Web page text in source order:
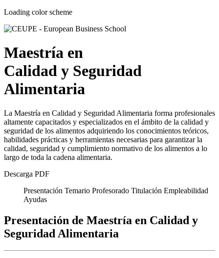
Loading color scheme
Maestría en
Calidad y Seguridad
Alimentaria
La Maestría en Calidad y Seguridad Alimentaria forma profesionales
altamente capacitados y especializados en el ámbito de la calidad y
seguridad de los alimentos adquiriendo los conocimientos teóricos,
habilidades prácticas y herramientas necesarias para garantizar la
calidad, seguridad y cumplimiento normativo de los alimentos a lo
largo de toda la cadena alimentaria.
Descarga PDF
Presentación Temario Profesorado Titulación Empleabilidad
Ayudas
Presentación de Maestría en Calidad y
Seguridad Alimentaria